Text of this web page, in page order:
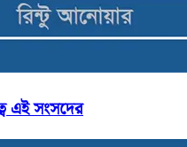
এই সংসদের